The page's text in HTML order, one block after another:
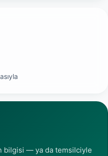
bilgisi — ya da temsilciyle